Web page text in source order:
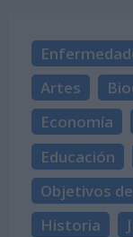
Artes
Economía
Educación
Objetivos
Historia